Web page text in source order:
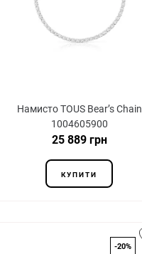
Намисто TOUS Bear’s Chain
1004605900
25 889 грн
КУПИТИ
-20%